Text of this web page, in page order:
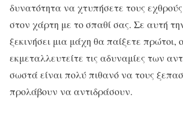
δυνατότητα να χτυπήσετε τους
στον χάρτη με το σπαθί σας. Σε αυτή
ξεκινήσει μια μάχη θα παίξετε πρώτοι,
εκμεταλλευτείτε τις αδυναμίες των
σωστά είναι πολύ πιθανό να τους
προλάβουν να αντιδράσουν.